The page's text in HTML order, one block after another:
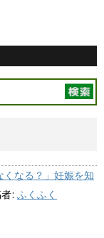
くなる？」妊娠を知
: ふくふく